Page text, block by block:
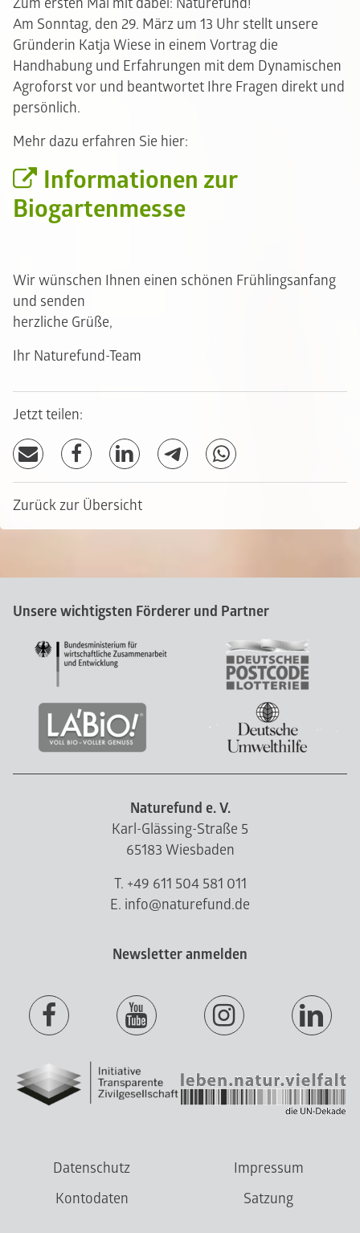
Am Sonntag, den 29. März um 13 Uhr stellt unsere
Gründerin Katja Wiese in einem Vortrag die
Handhabung und Erfahrungen mit dem Dynamischen
Agroforst vor und beantwortet Ihre Fragen direkt und
persönlich.
Mehr dazu erfahren Sie hier:
Informationen zur
Biogartenmesse
Wir wünschen Ihnen einen schönen Frühlingsanfang
und senden
herzliche Grüße,
Ihr Naturefund-Team
Jetzt teilen:
Zurück zur Übersicht
Unsere wichtigsten Förderer und Partner
Naturefund e. V.
Karl-Glässing-Straße 5
65183 Wiesbaden
T. +49 611 504 581 011
E. info@naturefund.de
Newsletter anmelden
Datenschutz
Impressum
Kontodaten
Satzung